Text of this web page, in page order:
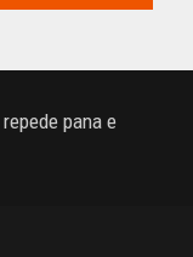
repede pana e